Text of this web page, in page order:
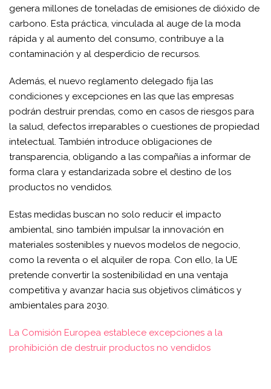
genera millones de toneladas de emisiones de dióxido de
carbono. Esta práctica, vinculada al auge de la moda
rápida y al aumento del consumo, contribuye a la
contaminación y al desperdicio de recursos.
Además, el nuevo reglamento delegado fija las
condiciones y excepciones en las que las empresas
podrán destruir prendas, como en casos de riesgos para
la salud, defectos irreparables o cuestiones de propiedad
intelectual. También introduce obligaciones de
transparencia, obligando a las compañías a informar de
forma clara y estandarizada sobre el destino de los
productos no vendidos.
Estas medidas buscan no solo reducir el impacto
ambiental, sino también impulsar la innovación en
materiales sostenibles y nuevos modelos de negocio,
como la reventa o el alquiler de ropa. Con ello, la UE
pretende convertir la sostenibilidad en una ventaja
competitiva y avanzar hacia sus objetivos climáticos y
ambientales para 2030.
La Comisión Europea establece excepciones a la
prohibición de destruir productos no vendidos